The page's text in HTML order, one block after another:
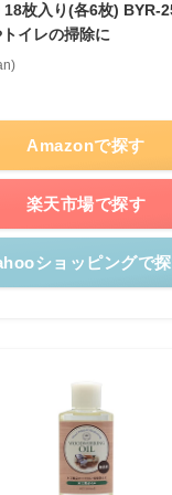
枚入り(各6枚) BYR-
イレの掃除に
Amazonで探す
楽天市場で探す
ショッピングで